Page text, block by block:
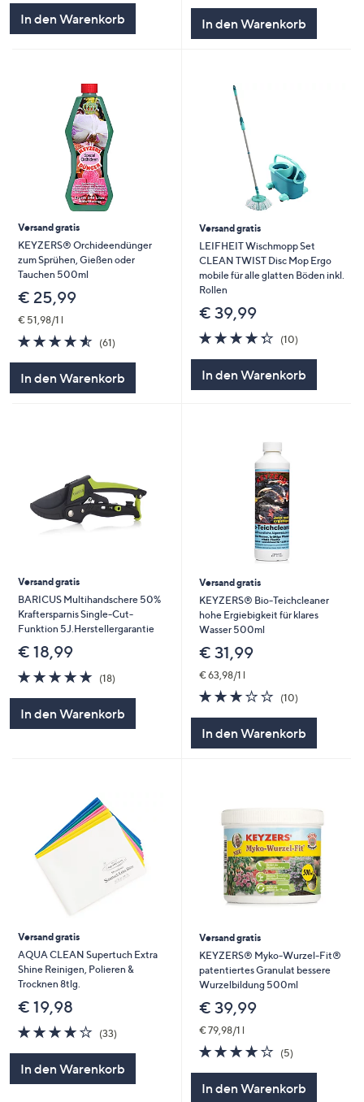
In den Warenkorb In den Warenkorb
Versand gratis
KEYZERS® Orchideendünger
zum Sprühen, Gießen oder
Tauchen 500ml
€ 25,99
€ 51,98/1 l
4.5
von
(61)61
In den Warenkorb
Versand gratis
LEIFHEIT Wischmopp Set
CLEAN TWIST Disc Mop Ergo
mobile für alle glatten Böden inkl.
Rollen
€ 39,99
4.3
von
(10)10
In den Warenkorb
Versand gratis
BARICUS Multihandschere 50%
Kraftersparnis Single-Cut-
Funktion 5J.Herstellergarantie
€ 18,99
4.8
von
(18)18
In den Warenkorb
Versand gratis
KEYZERS® Bio-Teichcleaner
hohe Ergiebigkeit für klares
Wasser 500ml
€ 31,99
€ 63,98/1 l
2.7
von
(10)10
In den Warenkorb
Versand gratis
AQUA CLEAN Supertuch Extra
Shine Reinigen, Polieren &
Trocknen 8tlg.
€ 19,98
4.1
von
(33)33
In den Warenkorb
Versand gratis
KEYZERS® Myko-Wurzel-Fit®
patentiertes Granulat bessere
Wurzelbildung 500ml
€ 39,99
€ 79,98/1 l
3.8
von
(5)5
In den Warenkorb